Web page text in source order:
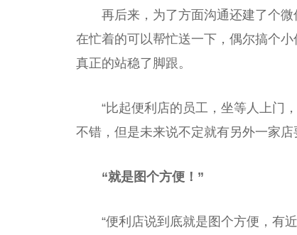
再后来，为了方面沟通还建了个
在忙着的可以帮忙送一下，偶尔搞个
真正的站稳了脚跟。
“比起便利店的员工，坐等人上门
不错，但是未来说不定就有另外一家店
“就是图个方便！”
“便利店说到底就是图个方便，有